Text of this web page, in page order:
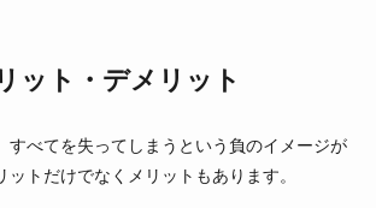
ット・デメリット
すべてを失ってしまうという負のイメージが
トだけでなくメリットもあります。